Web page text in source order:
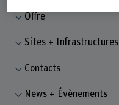
Offre
Sites + Infrastructures
Contacts
News + Évènements